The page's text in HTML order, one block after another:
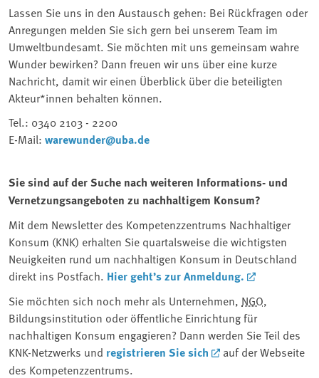
Lassen Sie uns in den Austausch gehen: Bei Rückfragen oder
Anregungen melden Sie sich gern bei unserem Team im
Umweltbundesamt. Sie möchten mit uns gemeinsam wahre
Wunder bewirken? Dann freuen wir uns über eine kurze
Nachricht, damit wir einen Überblick über die beteiligten
Akteur*innen behalten können.
Tel.: 0340 2103 - 2200
E-Mail: warewunder@uba.de
Sie sind auf der Suche nach weiteren Informations- und
Vernetzungsangeboten zu nachhaltigem Konsum?
Mit dem Newsletter des Kompetenzzentrums Nachhaltiger
Konsum (KNK) erhalten Sie quartalsweise die wichtigsten
Neuigkeiten rund um nachhaltigen Konsum in Deutschland
direkt ins Postfach. Hier geht’s zur Anmeldung.
Sie möchten sich noch mehr als Unternehmen, NGO,
Bildungsinstitution oder öffentliche Einrichtung für
nachhaltigen Konsum engagieren? Dann werden Sie Teil des
KNK-Netzwerks und registrieren Sie sich
auf der Webseite
des Kompetenzzentrums.